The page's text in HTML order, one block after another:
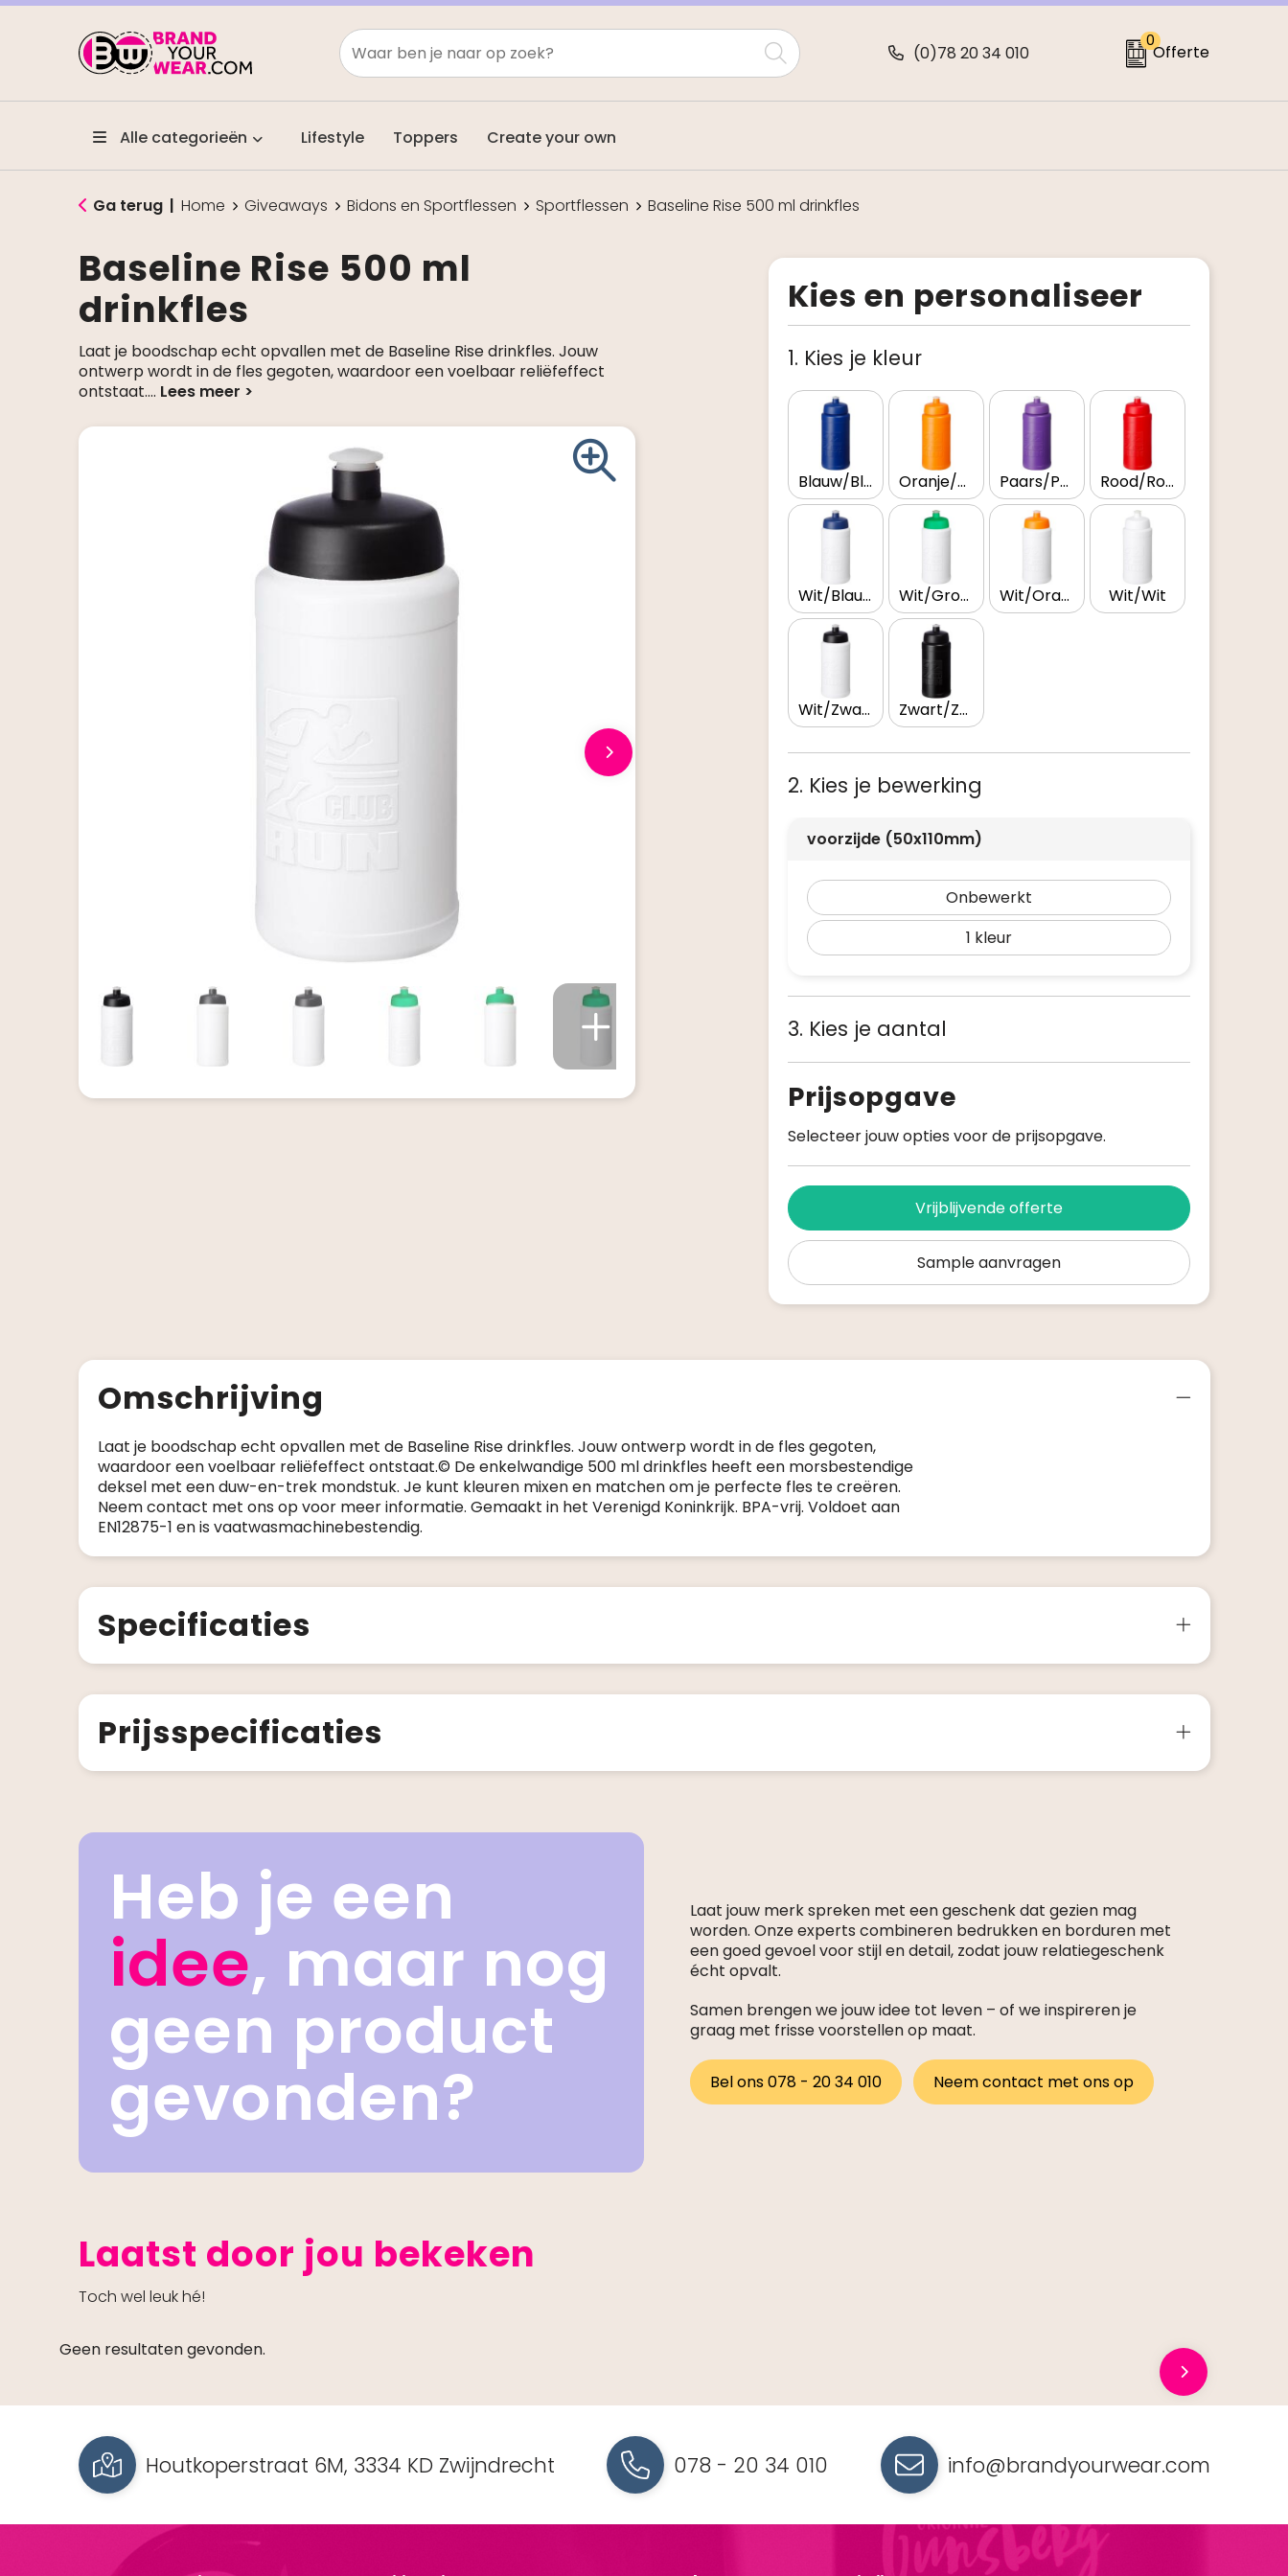
(0)78 20 34 010
0
Offerte
Alle categorieën Lifestyle Toppers Create your own
Ga terug | Home Giveaways Bidons en Sportflessen Sportflessen Baseline Rise 500 ml drinkfles
Baseline Rise 500 ml
drinkfles
Laat je boodschap echt opvallen met de Baseline Rise drinkfles. Jouw
ontwerp wordt in de fles gegoten, waardoor een voelbaar reliëfeffect
ontstaat....
Kies en personaliseer
1. Kies je kleur
Blauw/Blauw Oranje/Oranje Paars/Paars Rood/Rood
Wit/Blauw Wit/Groen Wit/Oranje Wit/Wit
Wit/Zwart Zwart/Zwart
2. Kies je bewerking
voorzijde (50x110mm)
Onbewerkt
1
3. Kies je aantal
Prijsopgave
Selecteer jouw opties voor de prijsopgave.
Vrijblijvende offerte
Sample aanvragen
Omschrijving
Laat je boodschap echt opvallen met de Baseline Rise drinkfles. Jouw ontwerp wordt in de fles gegoten,
waardoor een voelbaar reliëfeffect ontstaat.© De enkelwandige 500 ml drinkfles heeft een morsbestendige
deksel met een duw-en-trek mondstuk. Je kunt kleuren mixen en matchen om je perfecte fles te creëren.
Neem contact met ons op voor meer informatie. Gemaakt in het Verenigd Koninkrijk. BPA-vrij. Voldoet aan
EN12875-1 en is vaatwasmachinebestendig.
Specificaties
Prijsspecificaties
Heb je een
idee, maar nog
geen product
gevonden?
Laat jouw merk spreken met een geschenk dat gezien mag
worden. Onze experts combineren bedrukken en borduren met
een goed gevoel voor stijl en detail, zodat jouw relatiegeschenk
écht opvalt.
Samen brengen we jouw idee tot leven – of we inspireren je
graag met frisse voorstellen op maat.
Bel ons 078 - 20 34 010 Neem contact met ons op
Laatst door jou bekeken
Toch wel leuk hé!
Geen resultaten gevonden.
Houtkoperstraat 6M, 3334 KD Zwijndrecht 078 - 20 34 010 info@brandyourwear.com